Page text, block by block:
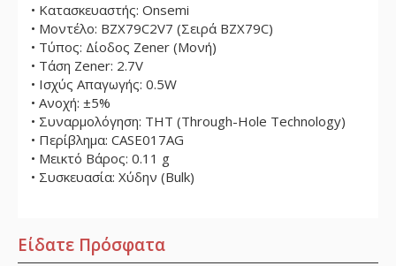
• Κατασκευαστής: Onsemi
• Μοντέλο: BZX79C2V7 (Σειρά BZX79C)
• Τύπος: Δίοδος Zener (Μονή)
• Τάση Zener: 2.7V
• Ισχύς Απαγωγής: 0.5W
• Ανοχή: ±5%
• Συναρμολόγηση: THT (Through-Hole Technology)
• Περίβλημα: CASE017AG
• Μεικτό Βάρος: 0.11 g
• Συσκευασία: Χύδην (Bulk)
Είδατε Πρόσφατα